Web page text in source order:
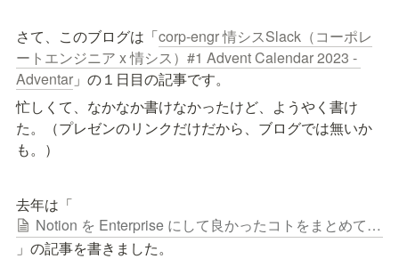
さて、このブログは「corp-engr 情シスSlack（コーポレ
ートエンジニア x 情シス）#1 Advent Calendar 2023 -
Adventar 」の１日目の記事です。
忙しくて、なかなか書けなかったけど、ようやく書け
た。（プレゼンのリンクだけだから、ブログでは無いか
も。）
去年は「
Notion を Enterprise にして良かったコトをまとめてみた。
」の記事を書きました。